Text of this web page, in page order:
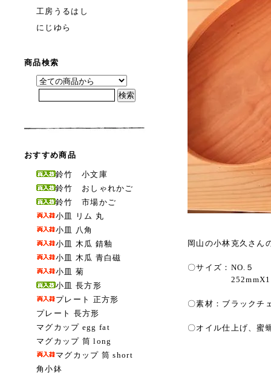
工房うるはし
にじゆら
商品検索
おすすめ商品
鈴竹 小文庫
鈴竹 おしゃれかご
鈴竹 市場かご
小皿 リム 丸
小皿 八角
小皿 木瓜 錆釉
小皿 木瓜 青白磁
小皿 菊
小皿 長方形
プレート 正方形
プレート 長方形
マグカップ egg fat
マグカップ 筒 long
マグカップ 筒 short
角小鉢
岡山の小林克久さん
〇サイズ：NO.５
〇素材：ブラックチ
〇オイル仕上げ、蜜